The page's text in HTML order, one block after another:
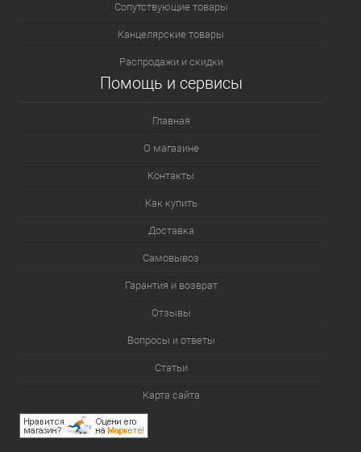
Сопутствующие товары
Канцелярские товары
Распродажи и скидки
Помощь и сервисы
Главная
О магазине
Контакты
Как купить
Доставка
Самовывоз
Гарантия и возврат
Отзывы
Вопросы и ответы
Статьи
Карта сайта